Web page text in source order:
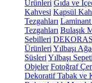
Ürünleri Gıda ve
Kahvesi Kapsül
Tezgahları Laminant
Tezgahları Bulaşık
Sebilleri
Ürünleri Yılbaşı
Süsleri Yılbaşı Sepeti
Objeler Fotoğraf
Dekoratif Tabak ve